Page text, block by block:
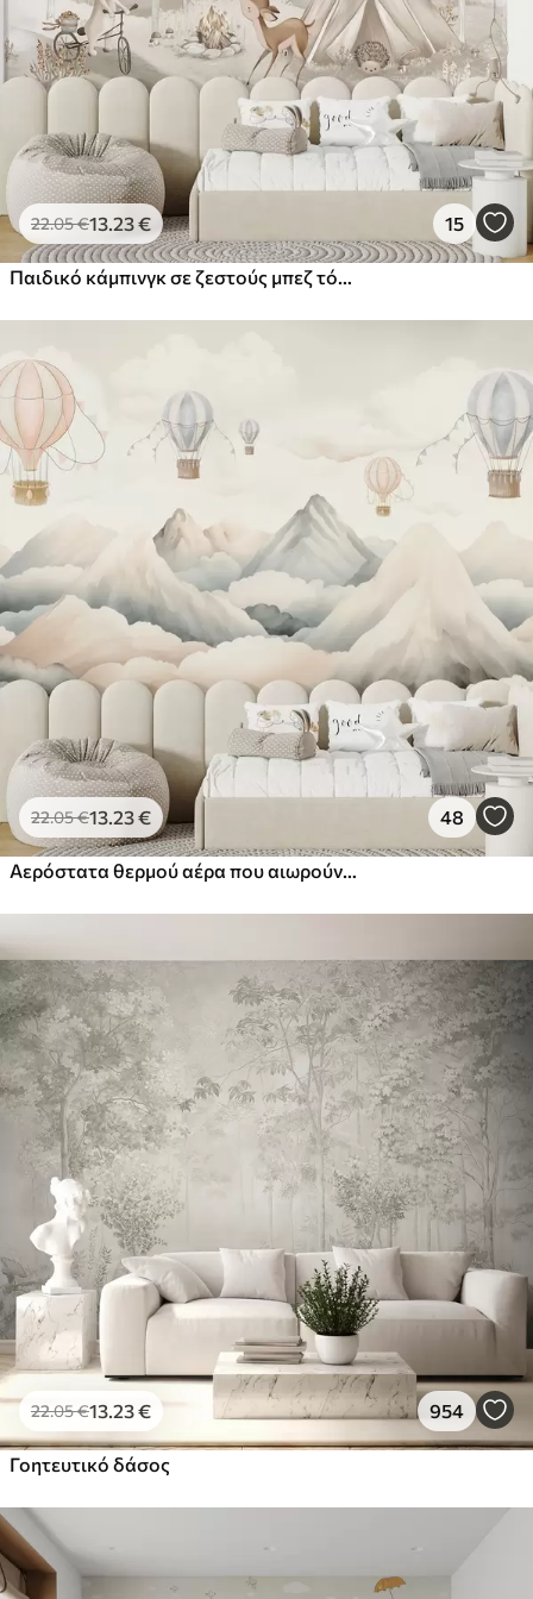
44.9826.99 € /m²
Πρίμιουμ
Premium βινύλιο
65.00 39 .00 €/m²
Peel and Stick
81.6749.00€/m²
22.05€13.23€ 15
Παιδικό κάμπινγκ σε ζεστούς μπεζ τόνους, σκηνή και ζώα του δάσους
22.05€13.23€ 48
Αερόστατα θερμού αέρα που αιωρούνται πάνω από βουνά σε ουδέτερους, απαλούς παστέλ τόνους
22.05€13.23€ 954
Γοητευτικό δάσος